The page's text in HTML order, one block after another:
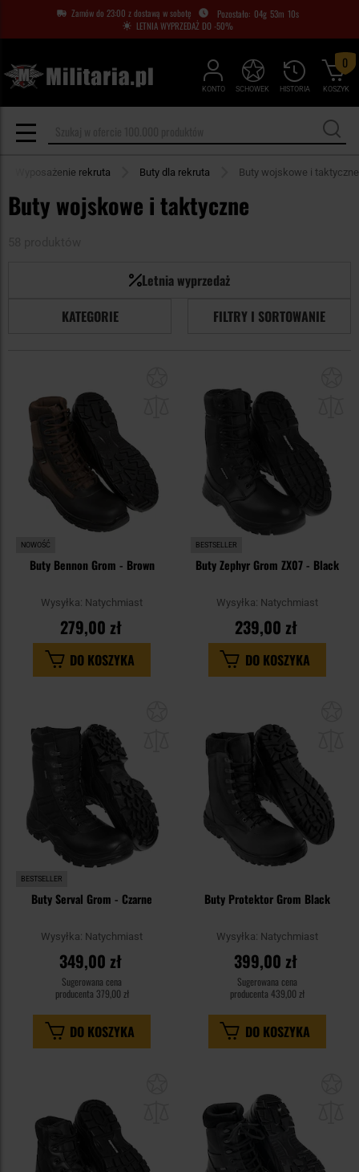
Zamów do 23:00 z dostawą w sobotę 04g 53m 08s
LETNIA WYPRZEDAŻ DO -50%
KONTO HISTORIA
SCHOWEK KOSZYK
0
Wyposażenie rekruta Buty dla rekruta Buty wojskowe i taktyczne
Buty wojskowe i taktyczne
Letnia wyprzedaż
KATEGORIE
FILTRY I SORTOWANIE
schowka
NOWOŚĆ
Buty Bennon Grom - Brown
Wysyłka: Natychmiast
279,00 zł
DO KOSZYKA
BESTSELLER
Buty Zephyr Grom ZX07 - Black
Wysyłka: Natychmiast
239,00 zł
DO KOSZYKA
schowka
BESTSELLER
Buty Serval Grom - Czarne
Wysyłka: Natychmiast
349,00 zł
Sugerowana cena
producenta 379,00 zł
DO KOSZYKA
Buty Protektor Grom Black
Wysyłka: Natychmiast
399,00 zł
Sugerowana cena
producenta 439,00 zł
DO KOSZYKA
schowka